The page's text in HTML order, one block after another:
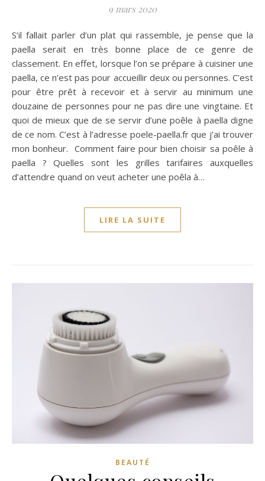
9 mars 2020
S’il fallait parler d’un plat qui rassemble, je pense que la
paella serait en très bonne place de ce genre de
classement. En effet, lorsque l’on se prépare à cuisiner une
paella, ce n’est pas pour accueillir deux ou personnes. C’est
pour être prêt à recevoir et à servir au minimum une
douzaine de personnes pour ne pas dire une vingtaine. Et
quoi de mieux que de se servir d’une poêle à paella digne
de ce nom. C’est à l’adresse poele-paella.fr que j’ai trouver
mon bonheur. Comment faire pour bien choisir sa poêle à
paella ? Quelles sont les grilles tarifaires auxquelles
d’attendre quand on veut acheter une poêla à…
LIRE LA SUITE
BEAUTÉ